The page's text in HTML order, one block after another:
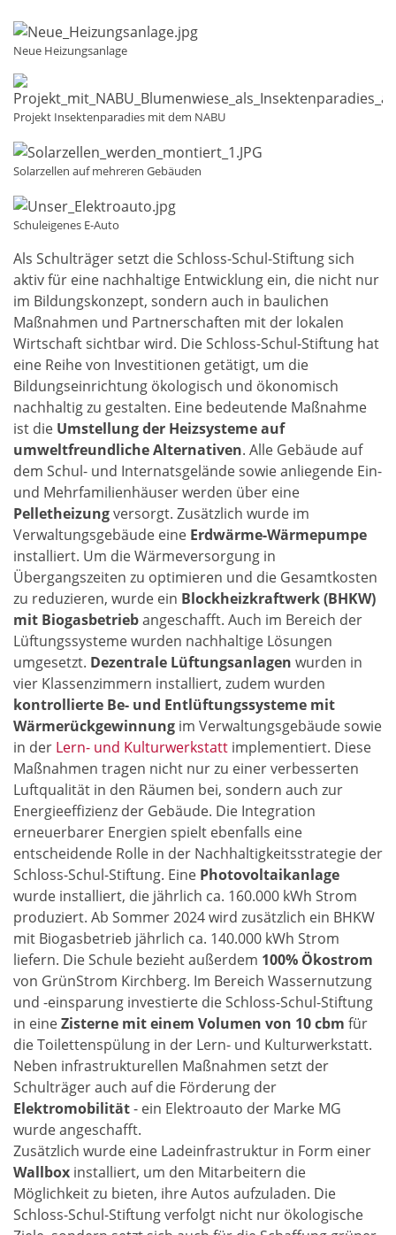
Neue Heizungsanlage
Projekt Insektenparadies mit dem NABU
Solarzellen auf mehreren Gebäuden
Schuleigenes E-Auto
Als Schulträger setzt die Schloss-Schul-Stiftung sich
aktiv für eine nachhaltige Entwicklung ein, die nicht nur
im Bildungskonzept, sondern auch in baulichen
Maßnahmen und Partnerschaften mit der lokalen
Wirtschaft sichtbar wird. Die Schloss-Schul-Stiftung hat
eine Reihe von Investitionen getätigt, um die
Bildungseinrichtung ökologisch und ökonomisch
nachhaltig zu gestalten. Eine bedeutende Maßnahme
ist die Umstellung der Heizsysteme auf
umweltfreundliche Alternativen. Alle Gebäude auf
dem Schul- und Internatsgelände sowie anliegende Ein-
und Mehrfamilienhäuser werden über eine
Pelletheizungversorgt. Zusätzlich wurde im
Verwaltungsgebäude eine Erdwärme-Wärmepumpe
installiert. Um die Wärmeversorgung in
Übergangszeiten zu optimieren und die Gesamtkosten
zu reduzieren, wurde ein Blockheizkraftwerk (BHKW)
mit Biogasbetriebangeschafft. Auch im Bereich der
Lüftungssysteme wurden nachhaltige Lösungen
umgesetzt. Dezentrale Lüftungsanlagen wurden in
vier Klassenzimmern installiert, zudem wurden
kontrollierte Be- und Entlüftungssysteme mit
Wärmerückgewinnung im Verwaltungsgebäude sowie
in der Lern- und Kulturwerkstatt implementiert. Diese
Maßnahmen tragen nicht nur zu einer verbesserten
Luftqualität in den Räumen bei, sondern auch zur
Energieeffizienz der Gebäude. Die Integration
erneuerbarer Energien spielt ebenfalls eine
entscheidende Rolle in der Nachhaltigkeitsstrategie der
Schloss-Schul-Stiftung. Eine Photovoltaikanlage
wurde installiert, die jährlich ca. 160.000 kWh Strom
produziert. Ab Sommer 2024 wird zusätzlich ein BHKW
mit Biogasbetrieb jährlich ca. 140.000 kWh Strom
liefern. Die Schule bezieht außerdem 100% Ökostrom
von GrünStrom Kirchberg. Im Bereich Wassernutzung
und -einsparung investierte die Schloss-Schul-Stiftung
in eineZisterne mit einem Volumen von 10 cbm für
die Toilettenspülung in der Lern- und Kulturwerkstatt.
Neben infrastrukturellen Maßnahmen setzt der
Schulträger auch auf die Förderung der
Elektromobilität- ein Elektroauto der Marke MG
wurde angeschafft.
Zusätzlich wurde eine Ladeinfrastruktur in Form einer
Wallbox installiert, um den Mitarbeitern die
Möglichkeit zu bieten, ihre Autos aufzuladen. Die
Schloss-Schul-Stiftung verfolgt nicht nur ökologische